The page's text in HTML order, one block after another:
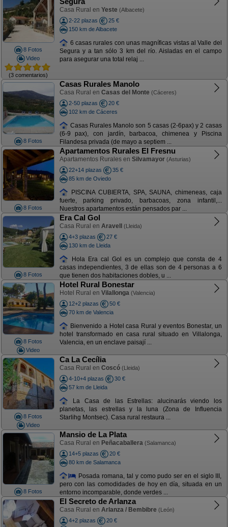
8 Fotos
Video
(3 comentarios)
Casa Rural en Yeste (Albacete)
2-22 plazas
25 €
150 km de Albacete
6 casas rurales con unas magníficas vistas al Valle del
Segura y a tan sólo 3 km del río. Aisladas en el campo
para asegurar una total relaj ...
8 Fotos
Casas Rurales Manolo
Casa Rural en Casas del Monte (Cáceres)
2-50 plazas
20 €
102 km de Cáceres
Casas Rurales Manolo son 5 casas (2-6pax) y 2 casas
(6-9 pax), con jardín, barbacoa, chimenea y Piscina
Filandesa privada (de mayo a septiem ...
8 Fotos
Apartamentos Rurales El Fresnu
Apartamentos Rurales en Silvamayor (Asturias)
22+14 plazas
35 €
85 km de Oviedo
PISCINA CUBIERTA, SPA, SAUNA, chimeneas, caja
fuerte, parking privado, barbacoas, zona infantil,...
Nuestros apartamentos están pensados par ...
8 Fotos
Era Cal Gol
Casa Rural en Aravell
(Lleida)
4+3 plazas
27 €
130 km de Lleida
Hola Era cal Gol es un complejo que consta de 4
casas independientes, 3 de ellas son de 4 personas a 6
que tienen dos habitaciones dobles, u ...
8 Fotos
Video
Hotel Rural Bonestar
Hotel Rural en Vilallonga (Valencia)
12+2 plazas
50 €
70 km de Valencia
Bienvenido a Hotel casa Rural y eventos Bonestar, un
hotel transformado en casa rural situado en Villalonga,
Valencia, en un enclave paisají ...
8 Fotos
Video
Ca La Cecília
Casa Rural en Coscó (Lleida)
4-10+4 plazas
30 €
57 km de Lleida
La Casa de las Estrellas: alucinarás viendo los
planetas, las estrellas y la luna (Zona de Influencia
Starlihg Montsec). Casa rural restaura ...
8 Fotos
Mansio de La Plata
Casa Rural en Peñacaballera (Salamanca)
14+5 plazas
20 €
80 km de Salamanca
Posada romana, tal y como pudo ser en el siglo III,
pero con las comodidades de hoy en día, situada en un
entorno incomparable, donde verdes ...
El Secreto de Arlanza
Casa Rural en Arlanza / Bembibre (León)
4+2 plazas
20 €